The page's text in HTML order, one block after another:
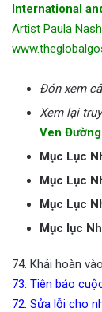
International
Artist Paula
Đón xem
Xem lại
Ven Đường
Mục Lục
Mục Lục
Mục Lục
Mục lục
74. Khải hoàn
73. Tiên báo
72. Sửa lỗi cho